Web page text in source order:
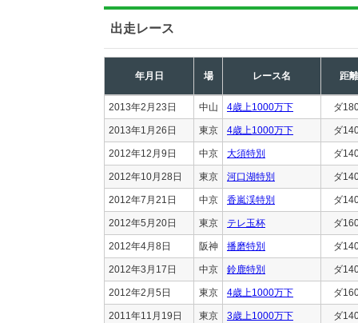
出走レース
年月日 場 レース名 距離
2013年2月23日 中山 4歳上1000万下 ダ
2013年1月26日 東京 4歳上1000万下 ダ
2012年12月9日 中京 大須特別 ダ
2012年10月28日 東京 河口湖特別 ダ
2012年7月21日 中京 香嵐渓特別 ダ
2012年5月20日 東京 テレ玉杯 ダ
2012年4月8日 阪神 播磨特別 ダ
2012年3月17日 中京 鈴鹿特別 ダ
2012年2月5日 東京 4歳上1000万下 ダ
2011年11月19日 東京 3歳上1000万下 ダ